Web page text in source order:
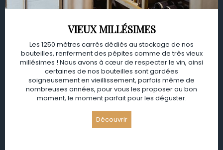
VIEUX MILLÉSIMES
Les 1250 mètres carrés dédiés au stockage de nos
bouteilles, renferment des pépites comme de très vieux
millésimes ! Nous avons à cœur de respecter le vin, ainsi
certaines de nos bouteilles sont gardées
soigneusement en vieillissement, parfois même de
nombreuses années, pour vous les proposer au bon
moment, le moment parfait pour les déguster.